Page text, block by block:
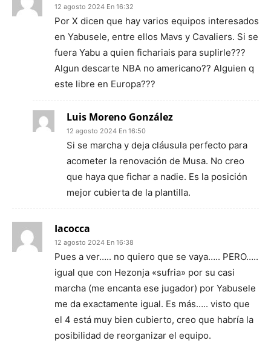
12 agosto 2024 En 16:32
Por X dicen que hay varios equipos interesados
en Yabusele, entre ellos Mavs y Cavaliers. Si se
fuera Yabu a quien fichariais para suplirle???
Algun descarte NBA no americano?? Alguien q
este libre en Europa???
Luis Moreno González
12 agosto 2024 En 16:50
Si se marcha y deja cláusula perfecto para
acometer la renovación de Musa. No creo
que haya que fichar a nadie. Es la posición
mejor cubierta de la plantilla.
Iacocca
12 agosto 2024 En 16:38
Pues a ver….. no quiero que se vaya….. PERO…..
igual que con Hezonja «sufria» por su casi
marcha (me encanta ese jugador) por Yabusele
me da exactamente igual. Es más….. visto que
el 4 está muy bien cubierto, creo que habría la
posibilidad de reorganizar el equipo.